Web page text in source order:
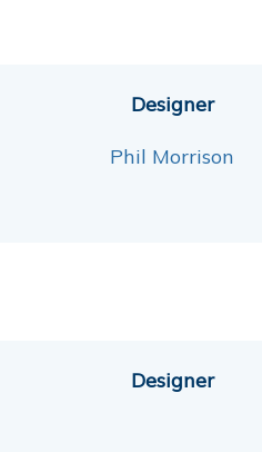
Designer
Phil Morrison
Designer